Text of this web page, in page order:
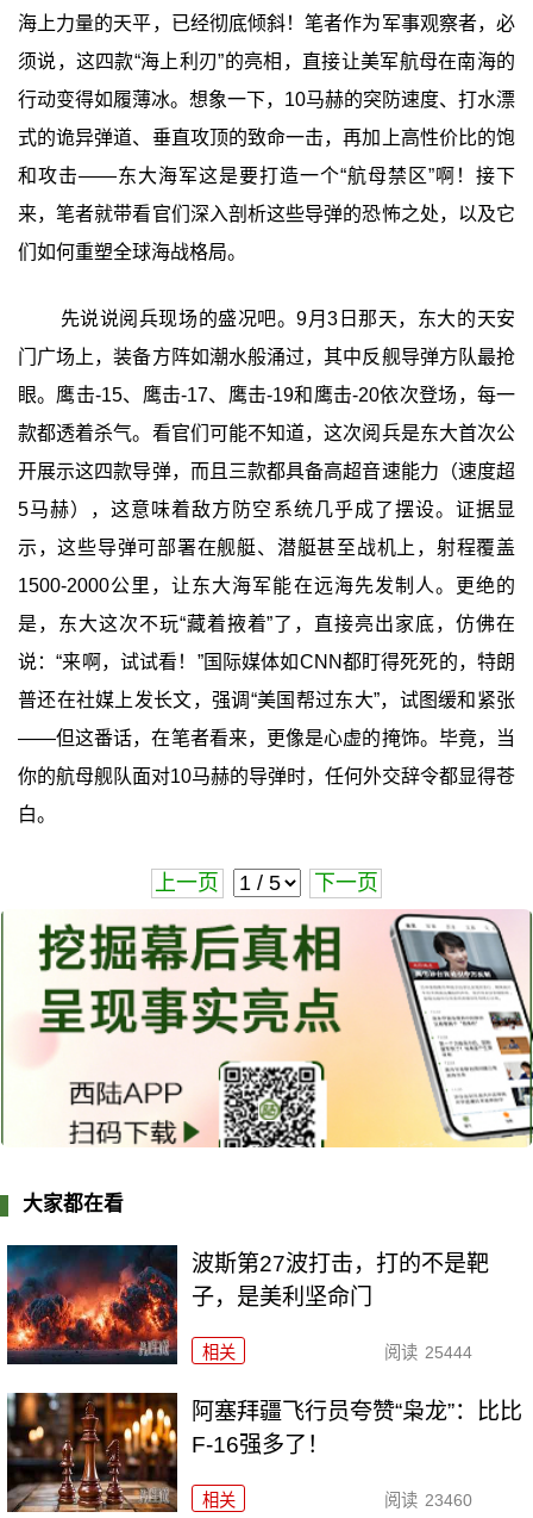
海上力量的天平，已经彻底倾斜！笔者作为军事观察者，必
须说，这四款“海上利刃”的亮相，直接让美军航母在南海的
行动变得如履薄冰。想象一下，10马赫的突防速度、打水漂
式的诡异弹道、垂直攻顶的致命一击，再加上高性价比的饱
和攻击——东大海军这是要打造一个“航母禁区”啊！接下
来，笔者就带看官们深入剖析这些导弹的恐怖之处，以及它
们如何重塑全球海战格局。
先说说阅兵现场的盛况吧。9月3日那天，东大的天安
门广场上，装备方阵如潮水般涌过，其中反舰导弹方队最抢
眼。鹰击-15、鹰击-17、鹰击-19和鹰击-20依次登场，每一
款都透着杀气。看官们可能不知道，这次阅兵是东大首次公
开展示这四款导弹，而且三款都具备高超音速能力（速度超
5马赫），这意味着敌方防空系统几乎成了摆设。证据显
示，这些导弹可部署在舰艇、潜艇甚至战机上，射程覆盖
1500-2000公里，让东大海军能在远海先发制人。更绝的
是，东大这次不玩“藏着掖着”了，直接亮出家底，仿佛在
说：“来啊，试试看！”国际媒体如CNN都盯得死死的，特朗
普还在社媒上发长文，强调“美国帮过东大”，试图缓和紧张
——但这番话，在笔者看来，更像是心虚的掩饰。毕竟，当
你的航母舰队面对10马赫的导弹时，任何外交辞令都显得苍
白。
上一页 下一页
大家都在看
波斯第27波打击，打的不是靶
子，是美利坚命门
相关 阅读 25444
阿塞拜疆飞行员夸赞“枭龙”：比比
F-16强多了！
相关 阅读 23460